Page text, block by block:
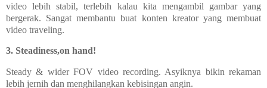
video lebih stabil, terlebih kalau kita mengambil gambar yang
bergerak. Sangat membantu buat konten kreator yang membuat
video traveling.
3. Steadiness,on hand!
Steady & wider FOV video recording. Asyiknya bikin rekaman
lebih jernih dan menghilangkan kebisingan angin.